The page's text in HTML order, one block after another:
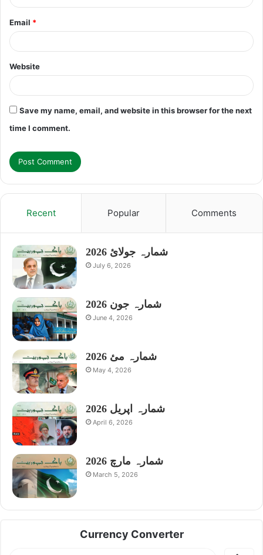
Email *
Website
Save my name, email, and website in this browser for the next
time I comment.
Recent Popular Comments
شمارہ جولائ 2026
July 6, 2026
شمارہ جون 2026
June 4, 2026
شمارہ مئ 2026
May 4, 2026
شمارہ اپریل 2026
April 6, 2026
شمارہ مارچ 2026
March 5, 2026
Currency Converter